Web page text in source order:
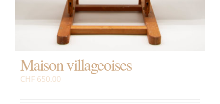
Maison villageoises
CHF 650.00